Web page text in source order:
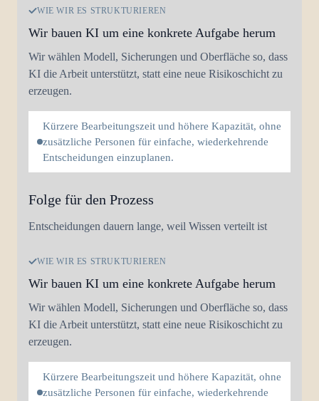
WIE WIR ES STRUKTURIEREN
Wir bauen KI um eine konkrete Aufgabe herum
Wir wählen Modell, Sicherungen und Oberfläche so, dass
KI die Arbeit unterstützt, statt eine neue Risikoschicht zu
erzeugen.
Kürzere Bearbeitungszeit und höhere Kapazität, ohne
zusätzliche Personen für einfache, wiederkehrende
Entscheidungen einzuplanen.
Folge für den Prozess
Entscheidungen dauern lange, weil Wissen verteilt ist
WIE WIR ES STRUKTURIEREN
Wir bauen KI um eine konkrete Aufgabe herum
Wir wählen Modell, Sicherungen und Oberfläche so, dass
KI die Arbeit unterstützt, statt eine neue Risikoschicht zu
erzeugen.
Kürzere Bearbeitungszeit und höhere Kapazität, ohne
zusätzliche Personen für einfache, wiederkehrende